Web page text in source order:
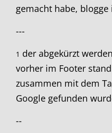
gemacht habe, blogge
---
1 der abgekürzt
vorher im Footer
zusammen mit dem
Google gefunden
--